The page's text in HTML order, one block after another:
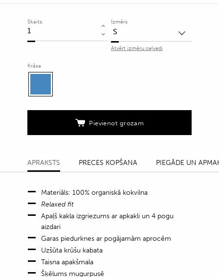
Skaits:
Džinsu
krekls
šķēlumu
Izmērs
Atvērt izmēru ceļvedi
Krāsa
Pievienot grozam
APRAKSTS PRECES KOPŠANA PIEGĀDE UN
Materiāls: 100% organiskā kokvilna
Relaxed fit
Apaļš kakla izgriezums ar apkakli un 4 pogu
aizdari
Garas piedurknes ar pogājamām aprocēm
Uzšūta krūšu kabata
Taisna apakšmala
Šķēlums mugurpusē